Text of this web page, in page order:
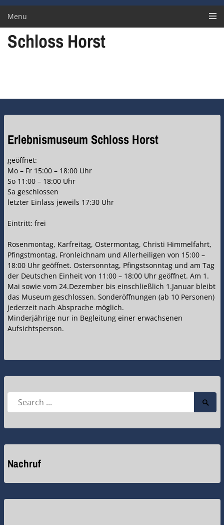
Menu
Schloss Horst
Erlebnismuseum Schloss Horst
geöffnet:
Mo – Fr 15:00 – 18:00 Uhr
So 11:00 – 18:00 Uhr
Sa geschlossen
letzter Einlass jeweils 17:30 Uhr
Eintritt: frei
Rosenmontag, Karfreitag, Ostermontag, Christi Himmelfahrt,
Pfingstmontag, Fronleichnam und Allerheiligen von 15:00 –
18:00 Uhr geöffnet. Ostersonntag, Pfingstsonntag und am Tag
der Deutschen Einheit von 11:00 – 18:00 Uhr geöffnet. Am 1.
Mai sowie vom 24.Dezember bis einschließlich 1.Januar bleibt
das Museum geschlossen. Sonderöffnungen (ab 10 Personen)
jederzeit nach Absprache möglich.
Minderjährige nur in Begleitung einer erwachsenen
Aufsichtsperson.
Search
Nachruf